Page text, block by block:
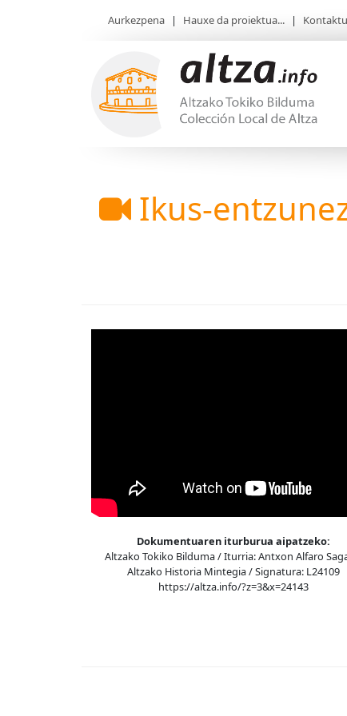
Aurkezpena | Hauxe da proiektua... |
Ikus-
Dokumentuaren iturburua aipatzeko:
Altzako Tokiko Bilduma / Iturria: Antxon Alfaro
Altzako Historia Mintegia / Signatura: L24109
https://altza.info/?z=3&x=24143